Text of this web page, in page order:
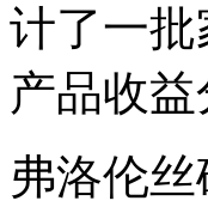
计了一
产品收益
弗洛伦